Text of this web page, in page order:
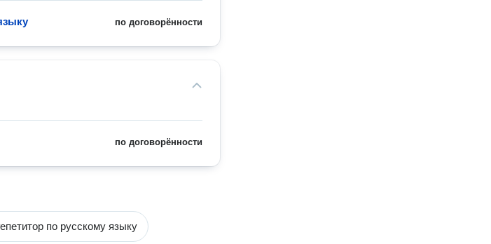
по договорённости
по договорённости
по русскому языку